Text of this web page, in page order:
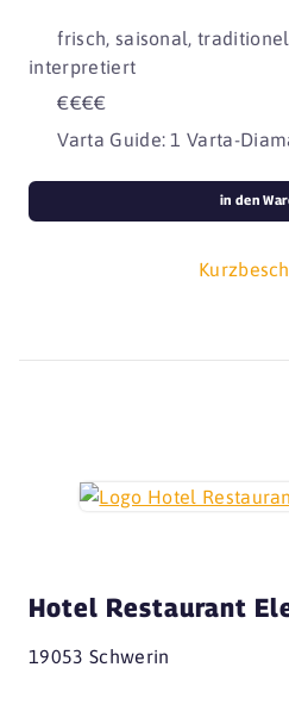
frisch, saisonal,
interpretiert
€€€€
Varta Guide: 1 Varta-
in den
Hotel Restaurant
19053 Schwerin